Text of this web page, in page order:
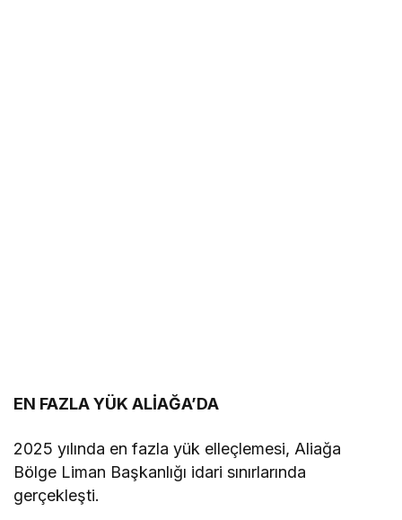
EN FAZLA YÜK ALİAĞA’DA
2025 yılında en fazla yük elleçlemesi, Aliağa
Bölge Liman Başkanlığı idari sınırlarında
gerçekleşti.